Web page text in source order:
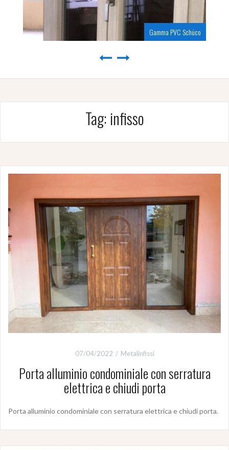
Gamma PVC Schüco
Tag: infisso
07/04/2022 Metalinfissi
Porta alluminio condominiale con serratura
elettrica e chiudi porta
Porta alluminio condominiale con serratura elettrica e chiudi porta.